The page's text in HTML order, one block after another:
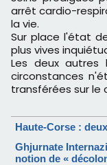
arrêt cardio-
la vie.
Sur place l'état
plus vives
Les deux
circonstances
transférées sur le
Haute-Corse :
Ghjurnate
notion de «